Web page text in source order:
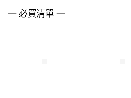
一 必買清單 一